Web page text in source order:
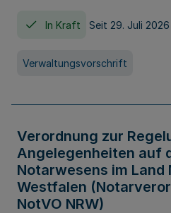
In Kraft Seit 29. Juli 2026
Verwaltungsvorschrift
Verordnung zur
Angelegenheiten auf
Notarwesens im Land
Westfalen
NotVO NRW)